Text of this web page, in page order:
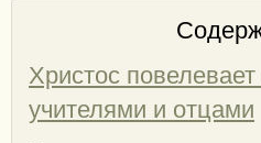
Христос
учителями и отцами